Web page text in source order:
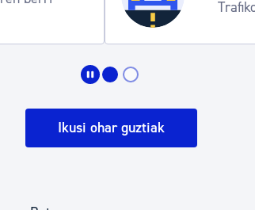
Gune
Ikusi ohar guztiak